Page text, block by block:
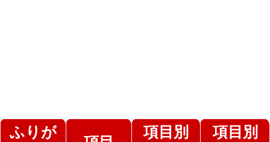
ふりが
項目別
項目別